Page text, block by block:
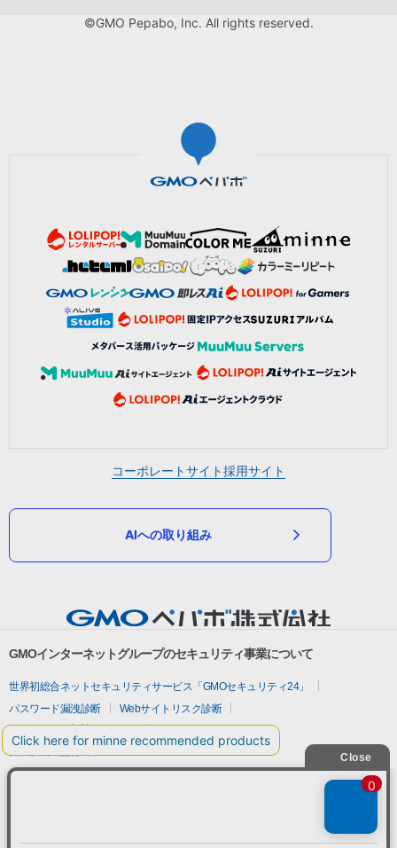
©GMO Pepabo, Inc. All rights reserved.
コーポレートサイト採用サイト
AIへの取り組み
GMOインターネットグループのセキュリティ事業について
世界初総合ネットセキュリティサービス「GMOセキュリティ24」
パスワード漏洩診断
Webサイトリスク診断
セキュリティ相談AIチャットボット
実在証明・盗聴対策
サイバー攻撃対策（GMOサイバーセキュリティ byイエラエ）